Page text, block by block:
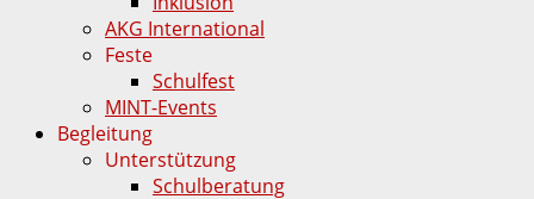
AKG International
Feste
Schulfest
MINT-Events
Begleitung
Unterstützung
Schulberatung